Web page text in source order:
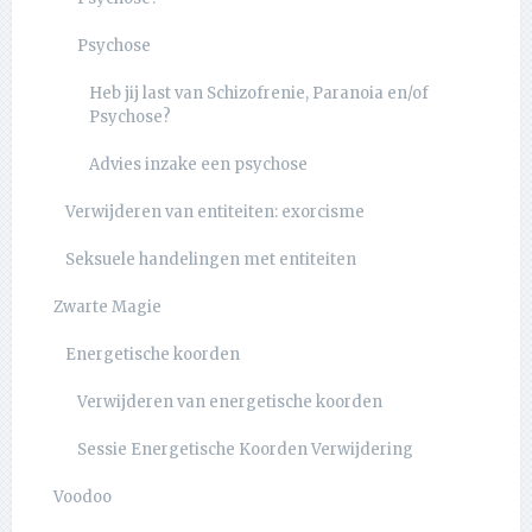
Psychose
Heb jij last van Schizofrenie, Paranoia en/of
Psychose?
Advies inzake een psychose
Verwijderen van entiteiten: exorcisme
Seksuele handelingen met entiteiten
Zwarte Magie
Energetische koorden
Verwijderen van energetische koorden
Sessie Energetische Koorden Verwijdering
Voodoo